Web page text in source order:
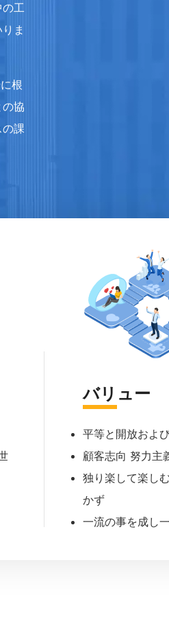
の工
ま
根
協
課
バリュー
平等と開放およ
顧客志向 努力主
独り楽して楽し
かず
一流の事を成し